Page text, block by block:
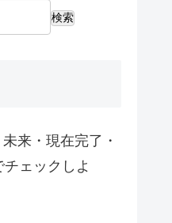
検索
来・現在完了・
ェックしよ